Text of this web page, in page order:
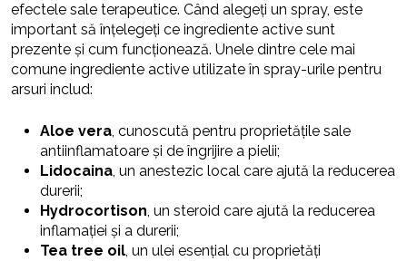
efectele sale terapeutice. Când alegeți un spray, este
important să înțelegeți ce ingrediente active sunt
prezente și cum funcționează. Unele dintre cele mai
comune ingrediente active utilizate în spray-urile pentru
arsuri includ:
Aloe vera, cunoscută pentru proprietățile sale
antiinflamatoare și de îngrijire a pielii;
Lidocaina, un anestezic local care ajută la reducerea
durerii;
Hydrocortison, un steroid care ajută la reducerea
inflamației și a durerii;
Tea tree oil, un ulei esențial cu proprietăți